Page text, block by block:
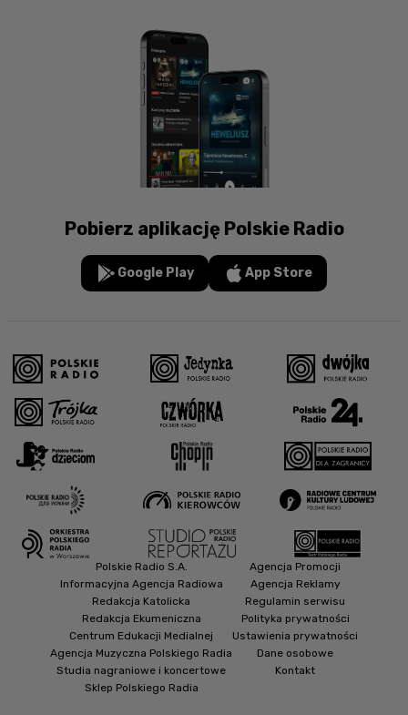
Pobierz aplikację Polskie Radio
Google Play App Store
Polskie Radio S.A.
Informacyjna Agencja Radiowa
Redakcja Katolicka
Redakcja Ekumeniczna
Centrum Edukacji Medialnej
Agencja Muzyczna Polskiego Radia
Studia nagraniowe i koncertowe
Sklep Polskiego Radia
Agencja Promocji
Agencja Reklamy
Regulamin serwisu
Polityka prywatności
Ustawienia prywatności
Dane osobowe
Kontakt